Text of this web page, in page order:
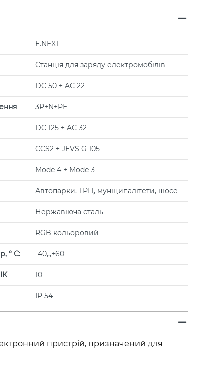
E.NEXT
Станція для заряду електромобілів
DC 50 + AC 22
3Р+N+РЕ
DC 125 + AC 32
CCS2 + JEVS G 105
Mode 4 + Mode 3
Автопарки, ТРЦ, муніципалітети, шосе
Нержавіюча сталь
RGB кольоровий
° С: -40,,,+60
10
IP 54
пристрій, призначений для